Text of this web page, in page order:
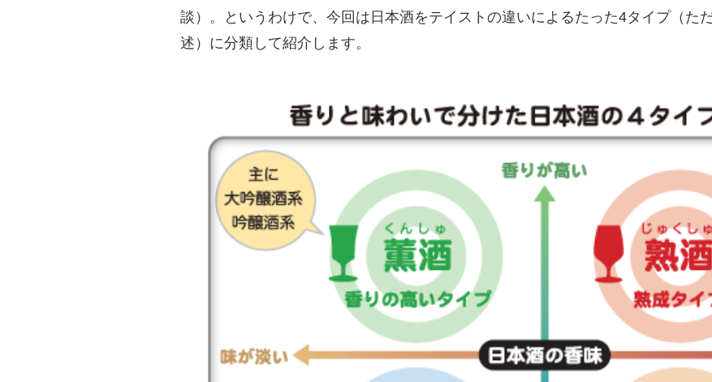
談）。というわけで、今回は日本酒をテイストの違いによるたった4タイプ（た
述）に分類して紹介します。